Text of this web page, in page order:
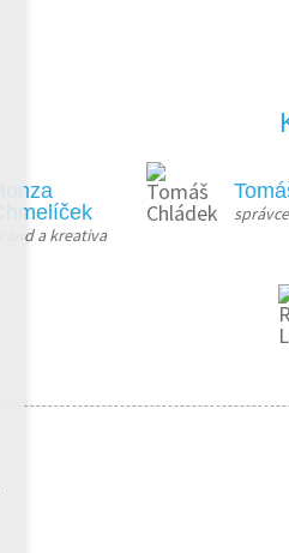
Honza
Chmelíček
brand a kreativa